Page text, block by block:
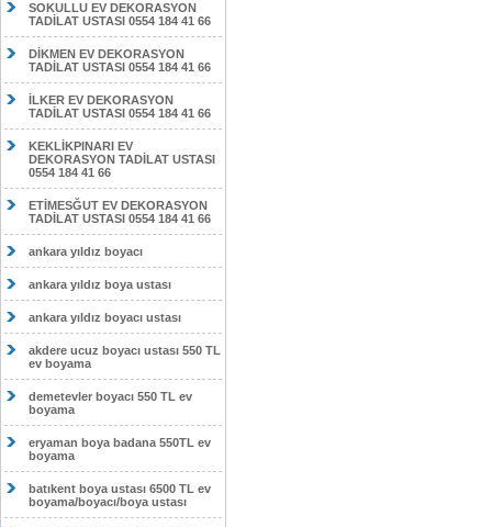
SOKULLU EV DEKORASYON
TADİLAT USTASI 0554 184 41 66
DİKMEN EV DEKORASYON
TADİLAT USTASI 0554 184 41 66
İLKER EV DEKORASYON
TADİLAT USTASI 0554 184 41 66
KEKLİKPINARI EV
DEKORASYON TADİLAT USTASI
0554 184 41 66
ETİMESĞUT EV DEKORASYON
TADİLAT USTASI 0554 184 41 66
ankara yıldız boyacı
ankara yıldız boya ustası
ankara yıldız boyacı ustası
akdere ucuz boyacı ustası 550 TL
ev boyama
demetevler boyacı 550 TL ev
boyama
eryaman boya badana 550TL ev
boyama
batıkent boya ustası 6500 TL ev
boyama/boyacı/boya ustası